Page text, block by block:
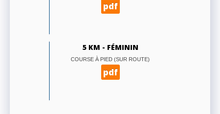
pdf
5 KM - FÉMININ
COURSE À PIED (SUR ROUTE)
pdf